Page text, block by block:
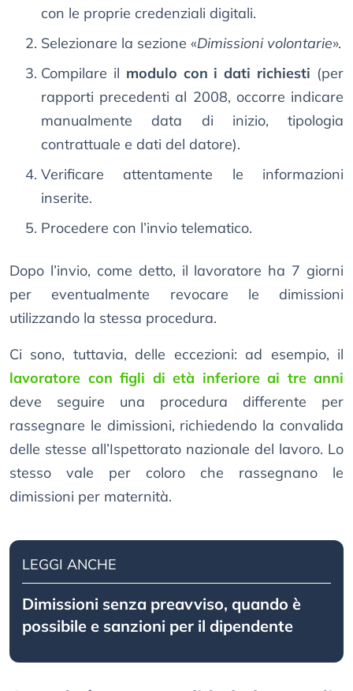
con le proprie credenziali digitali.
Selezionare la sezione «Dimissioni volontarie».
Compilare il modulo con i dati richiesti (per
rapporti precedenti al 2008, occorre indicare
manualmente data di inizio, tipologia
contrattuale e dati del datore).
Verificare attentamente le informazioni
inserite.
Procedere con l’invio telematico.
Dopo l’invio, come detto, il lavoratore ha 7 giorni
per eventualmente revocare le dimissioni
utilizzando la stessa procedura.
Ci sono, tuttavia, delle eccezioni: ad esempio, il
lavoratore con figli di età inferiore ai tre anni
deve seguire una procedura differente per
rassegnare le dimissioni, richiedendo la convalida
delle stesse all’Ispettorato nazionale del lavoro. Lo
stesso vale per coloro che rassegnano le
dimissioni per maternità.
LEGGI ANCHE
Dimissioni senza preavviso, quando è
possibile e sanzioni per il dipendente